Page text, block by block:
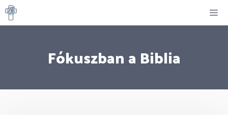
Kilépés
a
Fókuszban a Biblia